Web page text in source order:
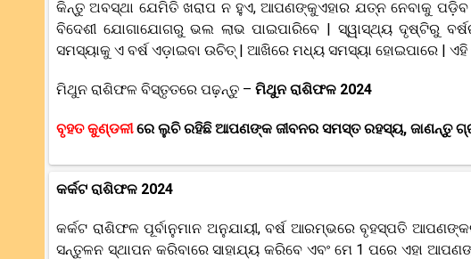
କିନ୍ତୁ ଅବସ୍ଥା ଯେମିତି ଖରାପ ନ ହୁଏ, ଆପଣଙ୍କୁଏହାର ଯତ୍ନ ନେବାକୁ
ବିଦେଶୀ ଯୋଗାଯୋଗରୁ ଭଲ ଲାଭ ପାଇପାରିବେ | ସ୍ୱାସ୍ଥ୍ୟ ଦୃଷ୍ଟିରୁ
ସମସ୍ୟାକୁ ଏ ବର୍ଷ ଏଡ଼ାଇବା ଉଚିତ୍ | ଆଖିରେ ମଧ୍ୟ ସମସ୍ୟା ହୋଇପାରେ |
ମିଥୁନ ରାଶିଫଳ ବିସ୍ତୃତରେ ପଢ଼ନ୍ତୁ – ମିଥୁନ ରାଶିଫଳ 2024
ବୃହତ କୁଣ୍ଡଳୀରେ ଲୁଚି ରହିଛି ଆପଣଙ୍କ ଜୀବନର ସମସ୍ତ ରହସ୍ୟ, ଜାଣନ୍ତୁ
କର୍କଟ ରାଶିଫଳ 2024
କର୍କଟ ରାଶିଫଳ ପୂର୍ବାନୁମାନ ଅନୁଯାୟୀ, ବର୍ଷ ଆରମ୍ଭରେ ବୃହସ୍ପତି
ସନ୍ତୁଳନ ସ୍ଥାପନ କରିବାରେ ସାହାଯ୍ୟ କରିବେ ଏବଂ ମେ 1 ପରେ ଏହା